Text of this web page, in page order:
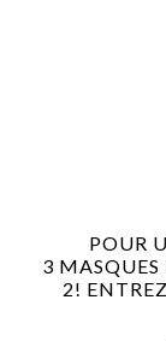
POUR
3
2!